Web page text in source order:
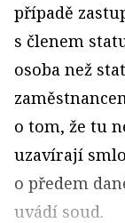
případě
s členem
osoba než
o tom, že tu
uzavírají
o předem
uvádí soud.